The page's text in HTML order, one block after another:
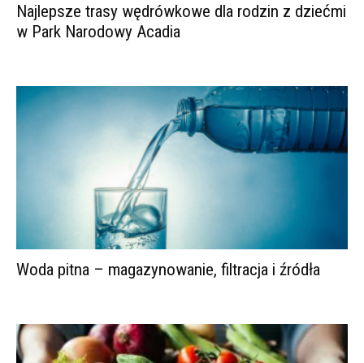
Najlepsze trasy wędrówkowe dla rodzin z dziećmi
w Park Narodowy Acadia
Woda pitna – magazynowanie, filtracja i źródła